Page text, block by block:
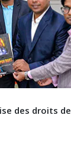
des droits de